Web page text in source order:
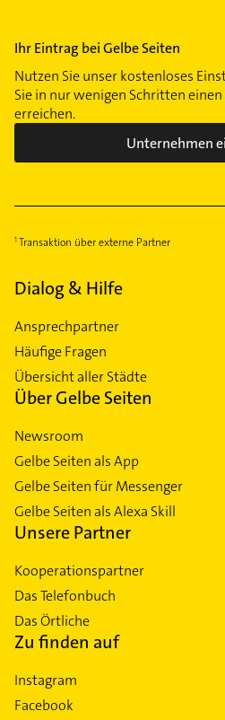
Ihr Eintrag bei Gelbe Seiten
Nutzen Sie unser kostenloses
Sie in nur wenigen Schritten
erreichen.
Unternehmen
Transaktion über externe Partner
Dialog & Hilfe
Ansprechpartner
Häufige Fragen
Übersicht aller Städte
Über Gelbe Seiten
Newsroom
Gelbe Seiten als App
Gelbe Seiten für Messenger
Gelbe Seiten als Alexa Skill
Unsere Partner
Kooperationspartner
Das Telefonbuch
Das Örtliche
Zu finden auf
Instagram
Facebook